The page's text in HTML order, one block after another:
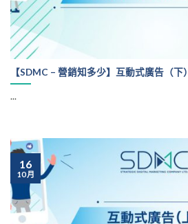
【SDMC – 營銷知多少】互動式廣告（下）
...
16
10 月